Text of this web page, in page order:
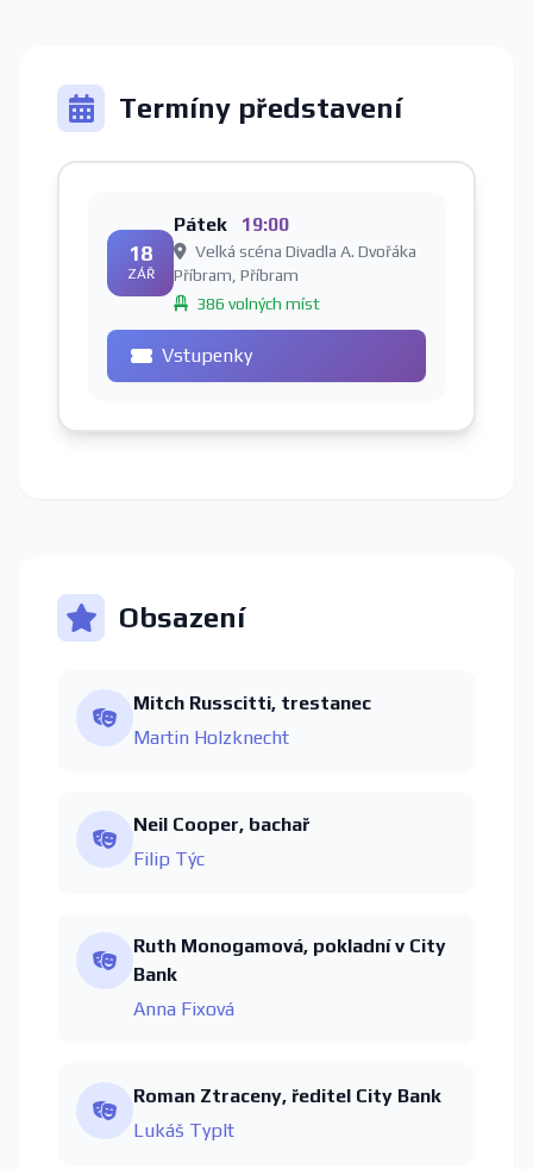
Termíny představení
18
ZÁŘ
Pátek 19:00
Velká scéna Divadla A. Dvořáka
Příbram, Příbram
386 volných míst
Vstupenky
Obsazení
Mitch Russcitti, trestanec
Martin Holzknecht
Neil Cooper, bachař
Filip Týc
Ruth Monogamová, pokladní v City
Bank
Anna Fixová
Roman Ztraceny, ředitel City Bank
Lukáš Typlt